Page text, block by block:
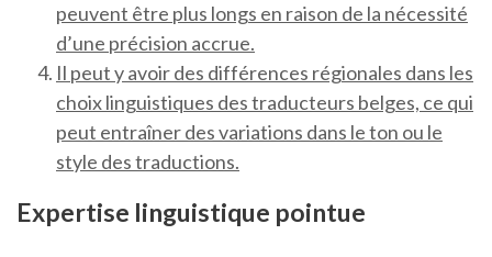
peuvent être plus longs en raison de la nécessité
d’une précision accrue.
Il peut y avoir des différences régionales dans les
choix linguistiques des traducteurs belges, ce qui
peut entraîner des variations dans le ton ou le
style des traductions.
Expertise linguistique pointue